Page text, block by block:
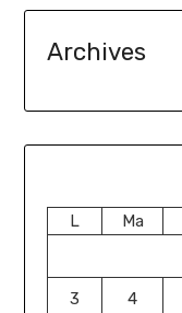
Archives
L Ma
3 4